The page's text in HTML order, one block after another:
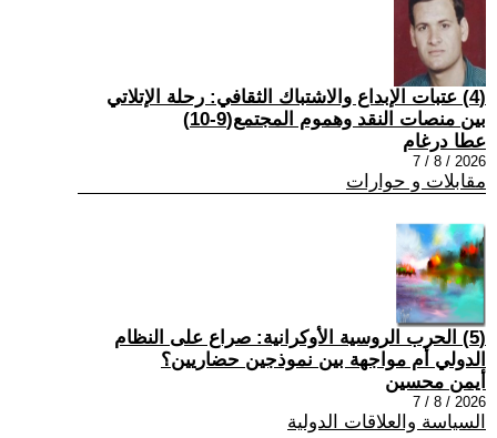
(4) عتبات الإبداع والاشتباك الثقافي: رحلة الإتلاتي
بين منصات النقد وهموم المجتمع(9-10)
عطا درغام
2026 / 8 / 7
مقابلات و حوارات
(5) الحرب الروسية الأوكرانية: صراع على النظام
الدولي أم مواجهة بين نموذجين حضاريين؟
أيمن محسين
2026 / 8 / 7
السياسة والعلاقات الدولية